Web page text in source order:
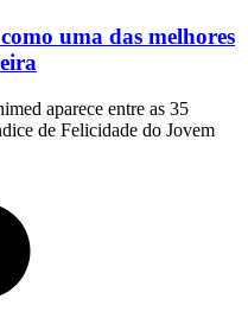
uma das melhores
aparece entre as 35
de Felicidade do Jovem